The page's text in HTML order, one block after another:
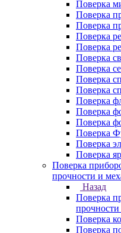
Поверка
Поверка
Поверка
Поверка
Поверка
Поверка
Поверка
Поверка
Поверка
Поверка
Поверка
Поверка
Поверка
Поверка
Поверка
Поверка
прочности и
Назад
Поверка
Поверка
Поверка